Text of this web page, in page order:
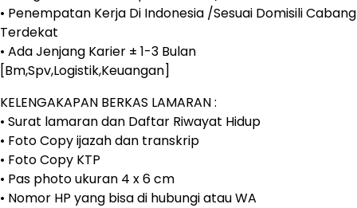
• Penempatan Kerja Di Indonesia /Sesuai Domisili Cabang
Terdekat
• Ada Jenjang Karier ± 1-3 Bulan
[Bm,Spv,Logistik,Keuangan]
KELENGAKAPAN BERKAS LAMARAN :
• Surat lamaran dan Daftar Riwayat Hidup
• Foto Copy ijazah dan transkrip
• Foto Copy KTP
• Pas photo ukuran 4 x 6 cm
• Nomor HP yang bisa di hubungi atau WA